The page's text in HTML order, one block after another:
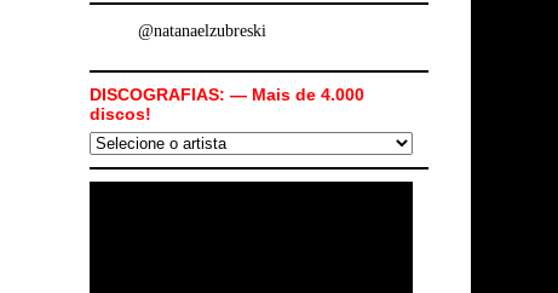
@natanaelzubreski
DISCOGRAFIAS: — Mais de 4.000
discos!